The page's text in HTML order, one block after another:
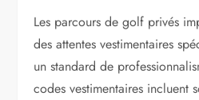
Les parcours de golf privés
des attentes vestimentaires
un standard de
codes vestimentaires incluent